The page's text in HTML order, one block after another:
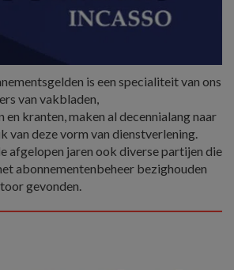
is een specialiteit van ons
van vakbladen,
kranten, maken al decennialang naar
van deze vorm van dienstverlening.
afgelopen jaren ook diverse partijen die
abonnementenbeheer bezighouden
gevonden.